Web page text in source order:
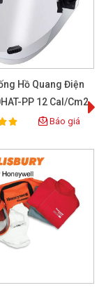
Hồ Quang Điện
PP 12 Cal/cm2
Báo giá